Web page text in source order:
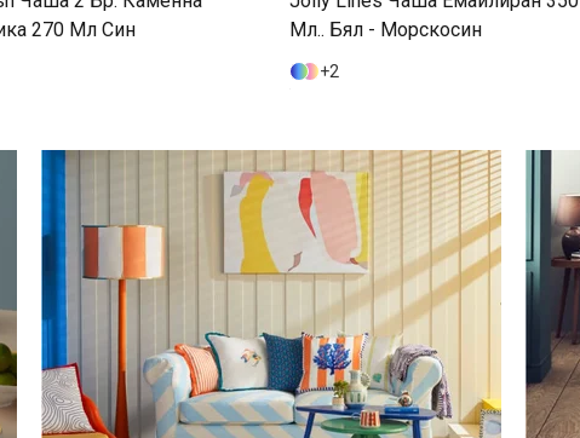
- Морскосин
Мл.. Червен - Бял
2